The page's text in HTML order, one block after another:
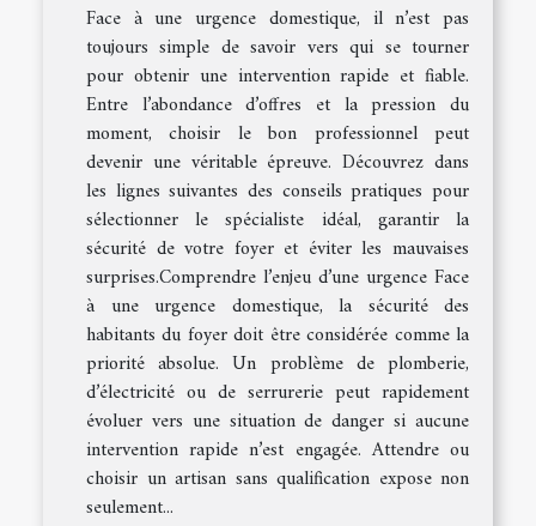
Face à une urgence domestique, il n’est pas
toujours simple de savoir vers qui se tourner
pour obtenir une intervention rapide et fiable.
Entre l’abondance d’offres et la pression du
moment, choisir le bon professionnel peut
devenir une véritable épreuve. Découvrez dans
les lignes suivantes des conseils pratiques pour
sélectionner le spécialiste idéal, garantir la
sécurité de votre foyer et éviter les mauvaises
surprises.Comprendre l’enjeu d’une urgence Face
à une urgence domestique, la sécurité des
habitants du foyer doit être considérée comme la
priorité absolue. Un problème de plomberie,
d’électricité ou de serrurerie peut rapidement
évoluer vers une situation de danger si aucune
intervention rapide n’est engagée. Attendre ou
choisir un artisan sans qualification expose non
seulement...